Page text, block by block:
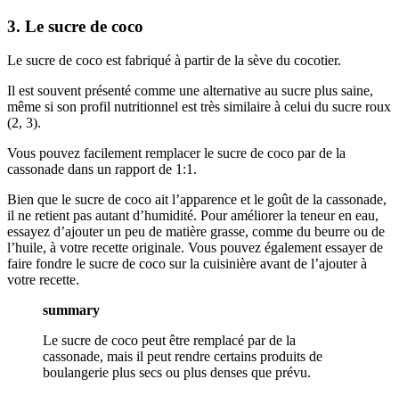
3. Le sucre de coco
Le sucre de coco est fabriqué à partir de la sève du cocotier.
Il est souvent présenté comme une alternative au sucre plus saine,
même si son profil nutritionnel est très similaire à celui du sucre roux
(2, 3).
Vous pouvez facilement remplacer le sucre de coco par de la
cassonade dans un rapport de 1:1.
Bien que le sucre de coco ait l’apparence et le goût de la cassonade,
il ne retient pas autant d’humidité. Pour améliorer la teneur en eau,
essayez d’ajouter un peu de matière grasse, comme du beurre ou de
l’huile, à votre recette originale. Vous pouvez également essayer de
faire fondre le sucre de coco sur la cuisinière avant de l’ajouter à
votre recette.
summary
Le sucre de coco peut être remplacé par de la
cassonade, mais il peut rendre certains produits de
boulangerie plus secs ou plus denses que prévu.